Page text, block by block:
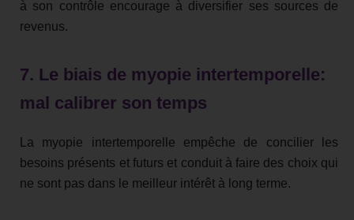
à son contrôle encourage à diversifier ses sources de
revenus.
7. Le biais de myopie intertemporelle:
mal calibrer son temps
La myopie intertemporelle empêche de concilier les
besoins présents et futurs et conduit à faire des choix qui
ne sont pas dans le meilleur intérêt à long terme.